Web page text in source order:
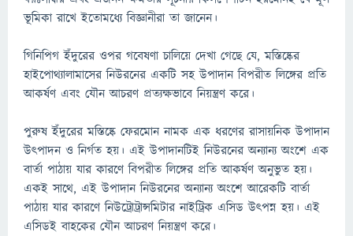
ভূমিকা রাখে ইতোমধ্যে বিজ্ঞানীরা তা জানেন।
গিনিপিগ ইঁদুরের ওপর গবেষণা চালিয়ে দেখা গেছে যে, মস্তিষ্কের
হাইপোথ্যালামাসের নিউরনের একটি সহ উপাদান বিপরীত লিঙ্গের প্রতি
আকর্ষণ এবং যৌন আচরণ প্রত্যক্ষভাবে নিয়ন্ত্রণ করে।
পুরুষ ইঁদুরের মস্তিষ্কে ফেরমোন নামক এক ধরণের রাসায়নিক উপাদান
উৎপাদন ও নির্গত হয়। এই উপাদানটিই নিউরনের অন্যান্য অংশে এক
বার্তা পাঠায় যার কারণে বিপরীত লিঙ্গের প্রতি আকর্ষণ অনুভুত হয়।
একই সাথে, এই উপাদান নিউরনের অন্যান্য অংশে আরেকটি বার্তা
পাঠায় যার কারণে নিউট্রোট্রান্সমিটার নাইট্রিক এসিড উৎপন্ন হয়। এই
এসিডই বাহকের যৌন আচরণ নিয়ন্ত্রণ করে।